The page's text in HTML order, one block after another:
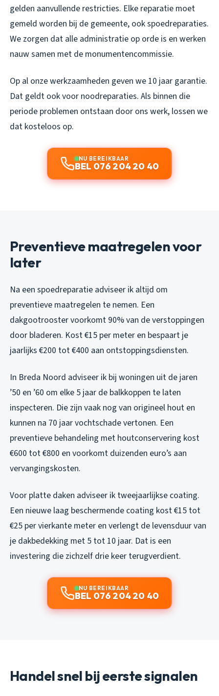
gelden aanvullende restricties. Elke reparatie moet
gemeld worden bij de gemeente, ook spoedreparaties.
We zorgen dat alle administratie op orde is en werken
nauw samen met de monumentencommissie.
Op al onze werkzaamheden geven we 10 jaar garantie.
Dat geldt ook voor noodreparaties. Als binnen die
periode problemen ontstaan door ons werk, lossen we
dat kosteloos op.
NU BEREIKBAAR
BEL 076 204 20 40
Preventieve maatregelen voor
later
Na een spoedreparatie adviseer ik altijd om
preventieve maatregelen te nemen. Een
dakgootrooster voorkomt 90% van de verstoppingen
door bladeren. Kost €15 per meter en bespaart je
jaarlijks €200 tot €400 aan ontstoppingsdiensten.
In Breda Noord adviseer ik bij woningen uit de jaren
’50 en ’60 om elke 5 jaar de balkkoppen te laten
inspecteren. Die zijn vaak nog van origineel hout en
kunnen na 70 jaar vochtschade vertonen. Een
preventieve behandeling met houtconservering kost
€600 tot €800 en voorkomt duizenden euro’s aan
vervangingskosten.
Voor platte daken adviseer ik tweejaarlijkse coating.
Een nieuwe laag beschermende coating kost €15 tot
€25 per vierkante meter en verlengt de levensduur van
je dakbedekking met 5 tot 10 jaar. Dat is een
investering die zichzelf drie keer terugverdient.
NU BEREIKBAAR
BEL 076 204 20 40
Handel snel bij eerste signalen